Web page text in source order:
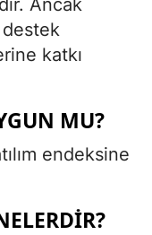
destek
katkı
MU?
endeksine